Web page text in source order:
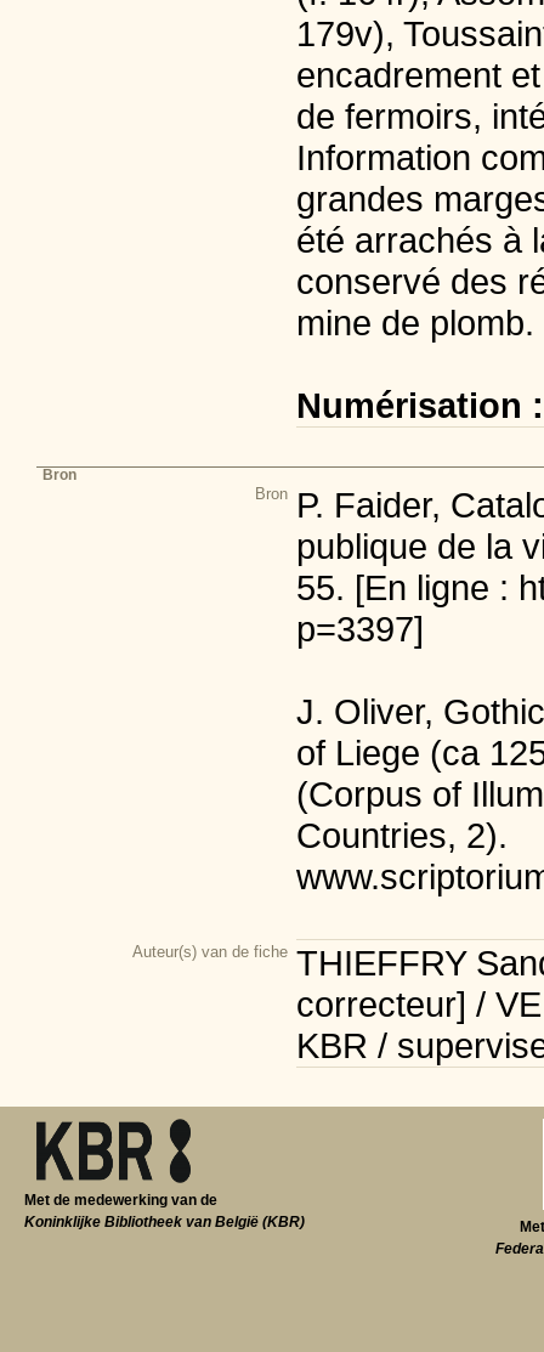
179v),
encadrement
de fermoirs,
Information
grandes
été arrachés à
conservé des
mine de plomb.
Numérisation
Bron
Bron P. Faider,
publique de la
55. [En ligne :
p=3397]
J. Oliver,
of Liege (ca
(Corpus of
Countries, 2).
Auteur(s) van de fiche THIEFFRY
correcteur] /
KBR /
Met de medewerking van de
Koninklijke Bibliotheek van België (KBR)